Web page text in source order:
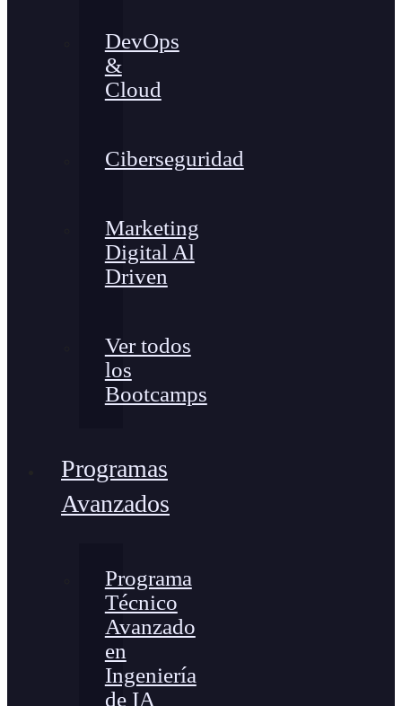
DevOps
&
Cloud
Ciberseguridad
Marketing
Digital Al
Driven
Ver todos
los
Bootcamps
Programas
Avanzados
Programa
Técnico
Avanzado
en
Ingeniería
de IA